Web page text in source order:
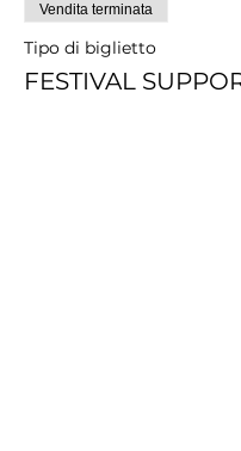
Vendita terminata
Tipo di biglietto
FESTIVAL